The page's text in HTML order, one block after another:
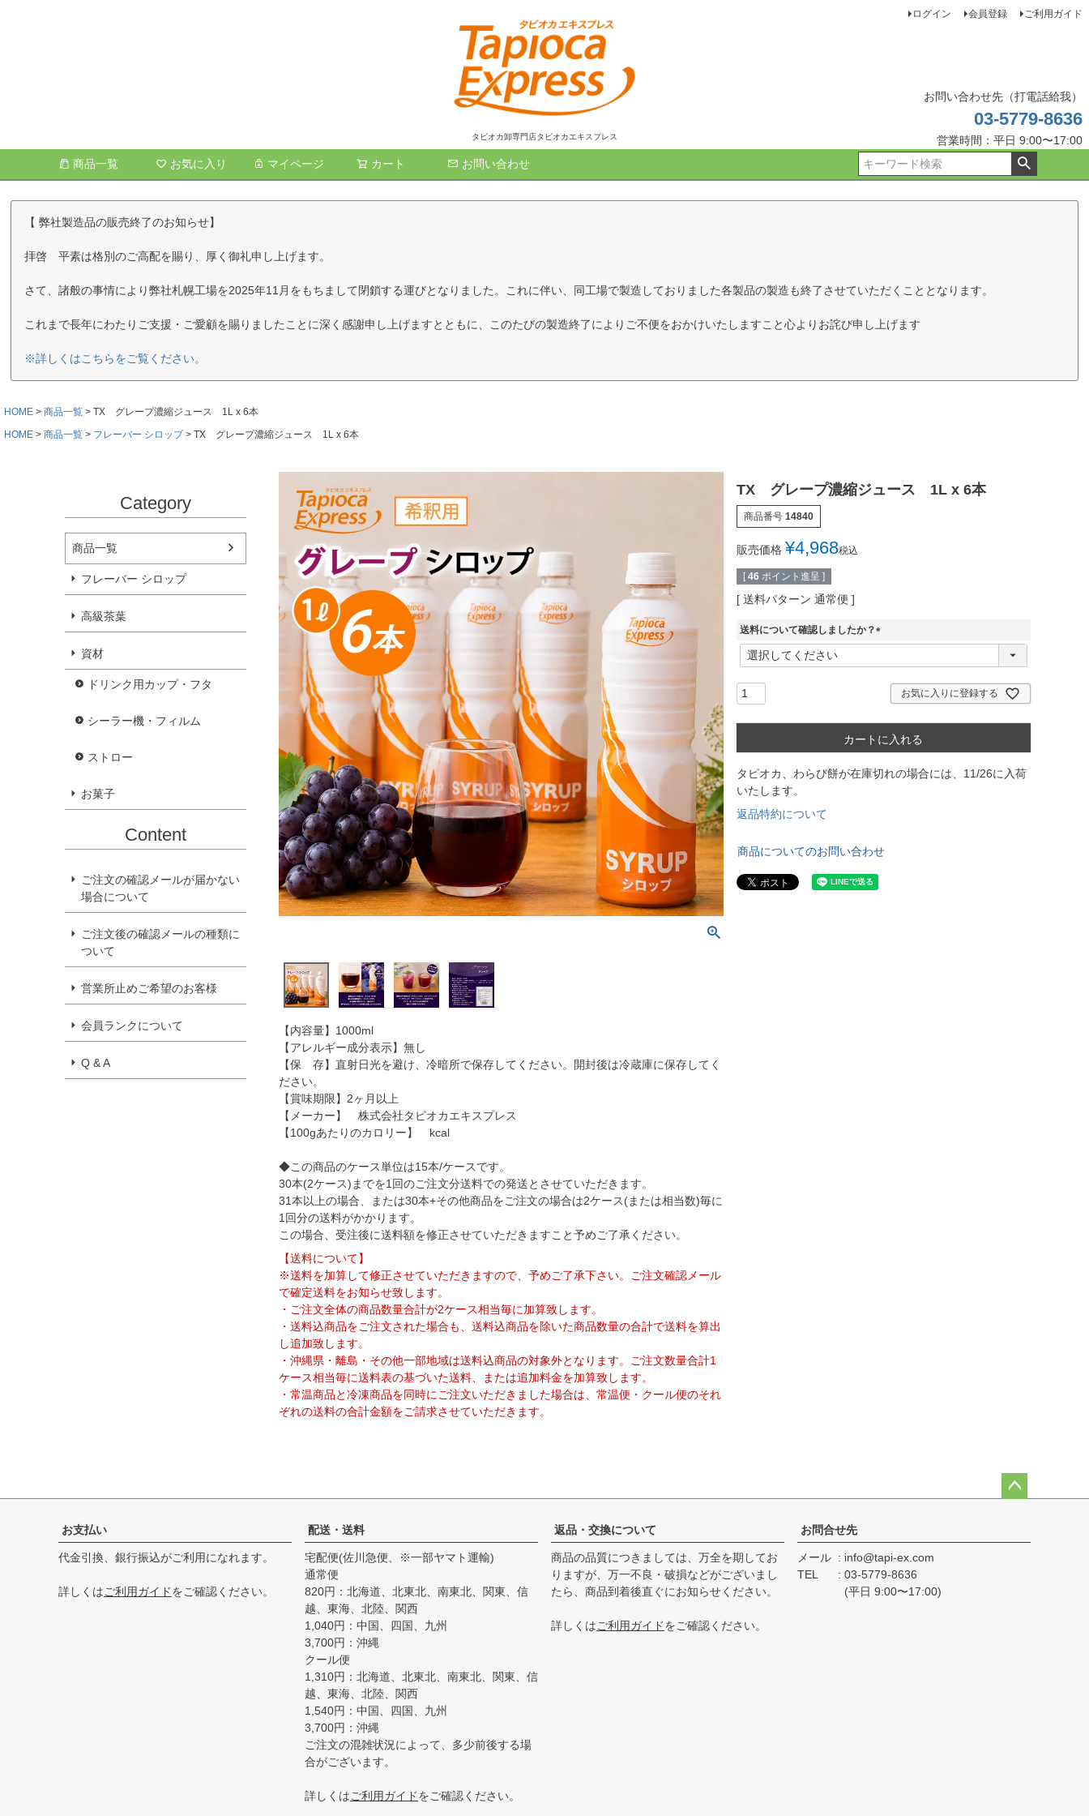
タピオカ卸専門店タピオカエキスプレス
ログイン 会員登録 ご利用ガイド
お問い合わせ先（打電話給我）
03-5779-8636
営業時間：平日 9:00〜17:00
商品一覧
お気に入り マイページ カート お問い合わせ
【 弊社製造品の販売終了のお知らせ】
拝啓 平素は格別のご高配を賜り、厚く御礼申し上げます。
さて、諸般の事情により弊社札幌工場を2025年11月をもちまして閉鎖する運びとなりました。これに伴い、同工場で製造しておりました各製品の製造も終了させていただくこととなります。
これまで長年にわたりご支援・ご愛顧を賜りましたことに深く感謝申し上げますとともに、このたびの製造終了によりご不便をおかけいたしますこと心よりお詫び申し上げます
※詳しくはこちらをご覧ください。
HOME 商品一覧
TX グレープ濃縮ジュース 1L x 6本
HOME
商品一覧 フレーバー シロップ TX グレープ濃縮ジュース 1L x 6本
Category
商品一覧
フレーバー シロップ
高級茶葉
資材
ドリンク用カップ・フタ
シーラー機・フィルム
ストロー
お菓子
Content
ご注文の確認メールが届かない
場合について
ご注文後の確認メールの種類に
ついて
営業所止めご希望のお客様
会員ランクについて
Q & A
【内容量】1000ml
【アレルギー成分表示】無し
【保 存】直射日光を避け、冷暗所で保存してください。開封後は冷蔵庫に保存してく
ださい。
【賞味期限】2ヶ月以上
【メーカー】 株式会社タピオカエキスプレス
【100gあたりのカロリー】 kcal
◆この商品のケース単位は15本/ケースです。
30本(2ケース)までを1回のご注文分送料での発送とさせていただきます。
31本以上の場合、または30本+その他商品をご注文の場合は2ケース(または相当数)毎に
1回分の送料がかかります。
この場合、受注後に送料額を修正させていただきますこと予めご了承ください。
【送料について】
※送料を加算して修正させていただきますので、予めご了承下さい。ご注文確認メール
で確定送料をお知らせ致します。
・ご注文全体の商品数量合計が2ケース相当毎に加算致します。
・送料込商品をご注文された場合も、送料込商品を除いた商品数量の合計で送料を算出
し追加致します。
・沖縄県・離島・その他一部地域は送料込商品の対象外となります。ご注文数量合計1
ケース相当毎に送料表の基づいた送料、または追加料金を加算致します。
・常温商品と冷凍商品を同時にご注文いただきました場合は、常温便・クール便のそれ
ぞれの送料の合計金額をご請求させていただきます。
TX グレープ濃縮ジュース 1L x 6本
商品番号 14840
販売価格 ¥4,968税込
[ 46 ポイント進呈 ]
送料パターン 通常便
送料について確認しましたか？
(
お気に入りに登録する
カートに入れる
タピオカ、わらび餅が在庫切れの場合には、11/26に入荷
いたします。
返品特約について
商品についてのお問い合わせ
ップ
お支払い
代金引換、銀行振込がご利用になれます。
詳しくはご利用ガイドをご確認ください。
配送・送料
宅配便(佐川急便、※一部ヤマト運輸)
通常便
820円：北海道、北東北、南東北、関東、信
越、東海、北陸、関西
1,040円：中国、四国、九州
3,700円：沖縄
クール便
1,310円：北海道、北東北、南東北、関東、信
越、東海、北陸、関西
1,540円：中国、四国、九州
3,700円：沖縄
ご注文の混雑状況によって、多少前後する場
合がございます。
詳しくはご利用ガイドをご確認ください。
返品・交換について
商品の品質につきましては、万全を期してお
りますが、万一不良・破損などがございまし
たら、商品到着後直ぐにお知らせください。
詳しくはご利用ガイドをご確認ください。
お問合せ先
メール
info@tapi-ex.com
TEL
03-5779-8636
(平日 9:00〜17:00)